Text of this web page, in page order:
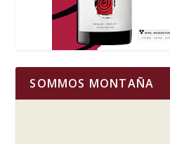
SOMMOS MONTAÑA